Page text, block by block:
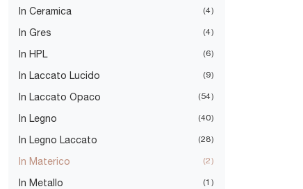
In Ceramica 4
In Gres 4
In HPL 6
In Laccato Lucido 9
In Laccato Opaco 54
In Legno 40
In Legno Laccato 28
In Materico 2
In Metallo 1